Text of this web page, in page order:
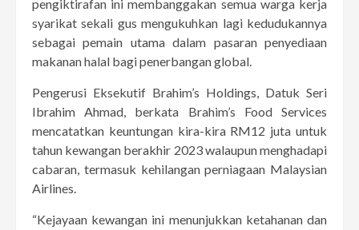
pengiktirafan ini membanggakan semua warga kerja
syarikat sekali gus mengukuhkan lagi kedudukannya
sebagai pemain utama dalam pasaran penyediaan
makanan halal bagi penerbangan global.
Pengerusi Eksekutif Brahim’s Holdings, Datuk Seri
Ibrahim Ahmad, berkata Brahim’s Food Services
mencatatkan keuntungan kira-kira RM12 juta untuk
tahun kewangan berakhir 2023 walaupun menghadapi
cabaran, termasuk kehilangan perniagaan Malaysian
Airlines.
“Kejayaan kewangan ini menunjukkan ketahanan dan